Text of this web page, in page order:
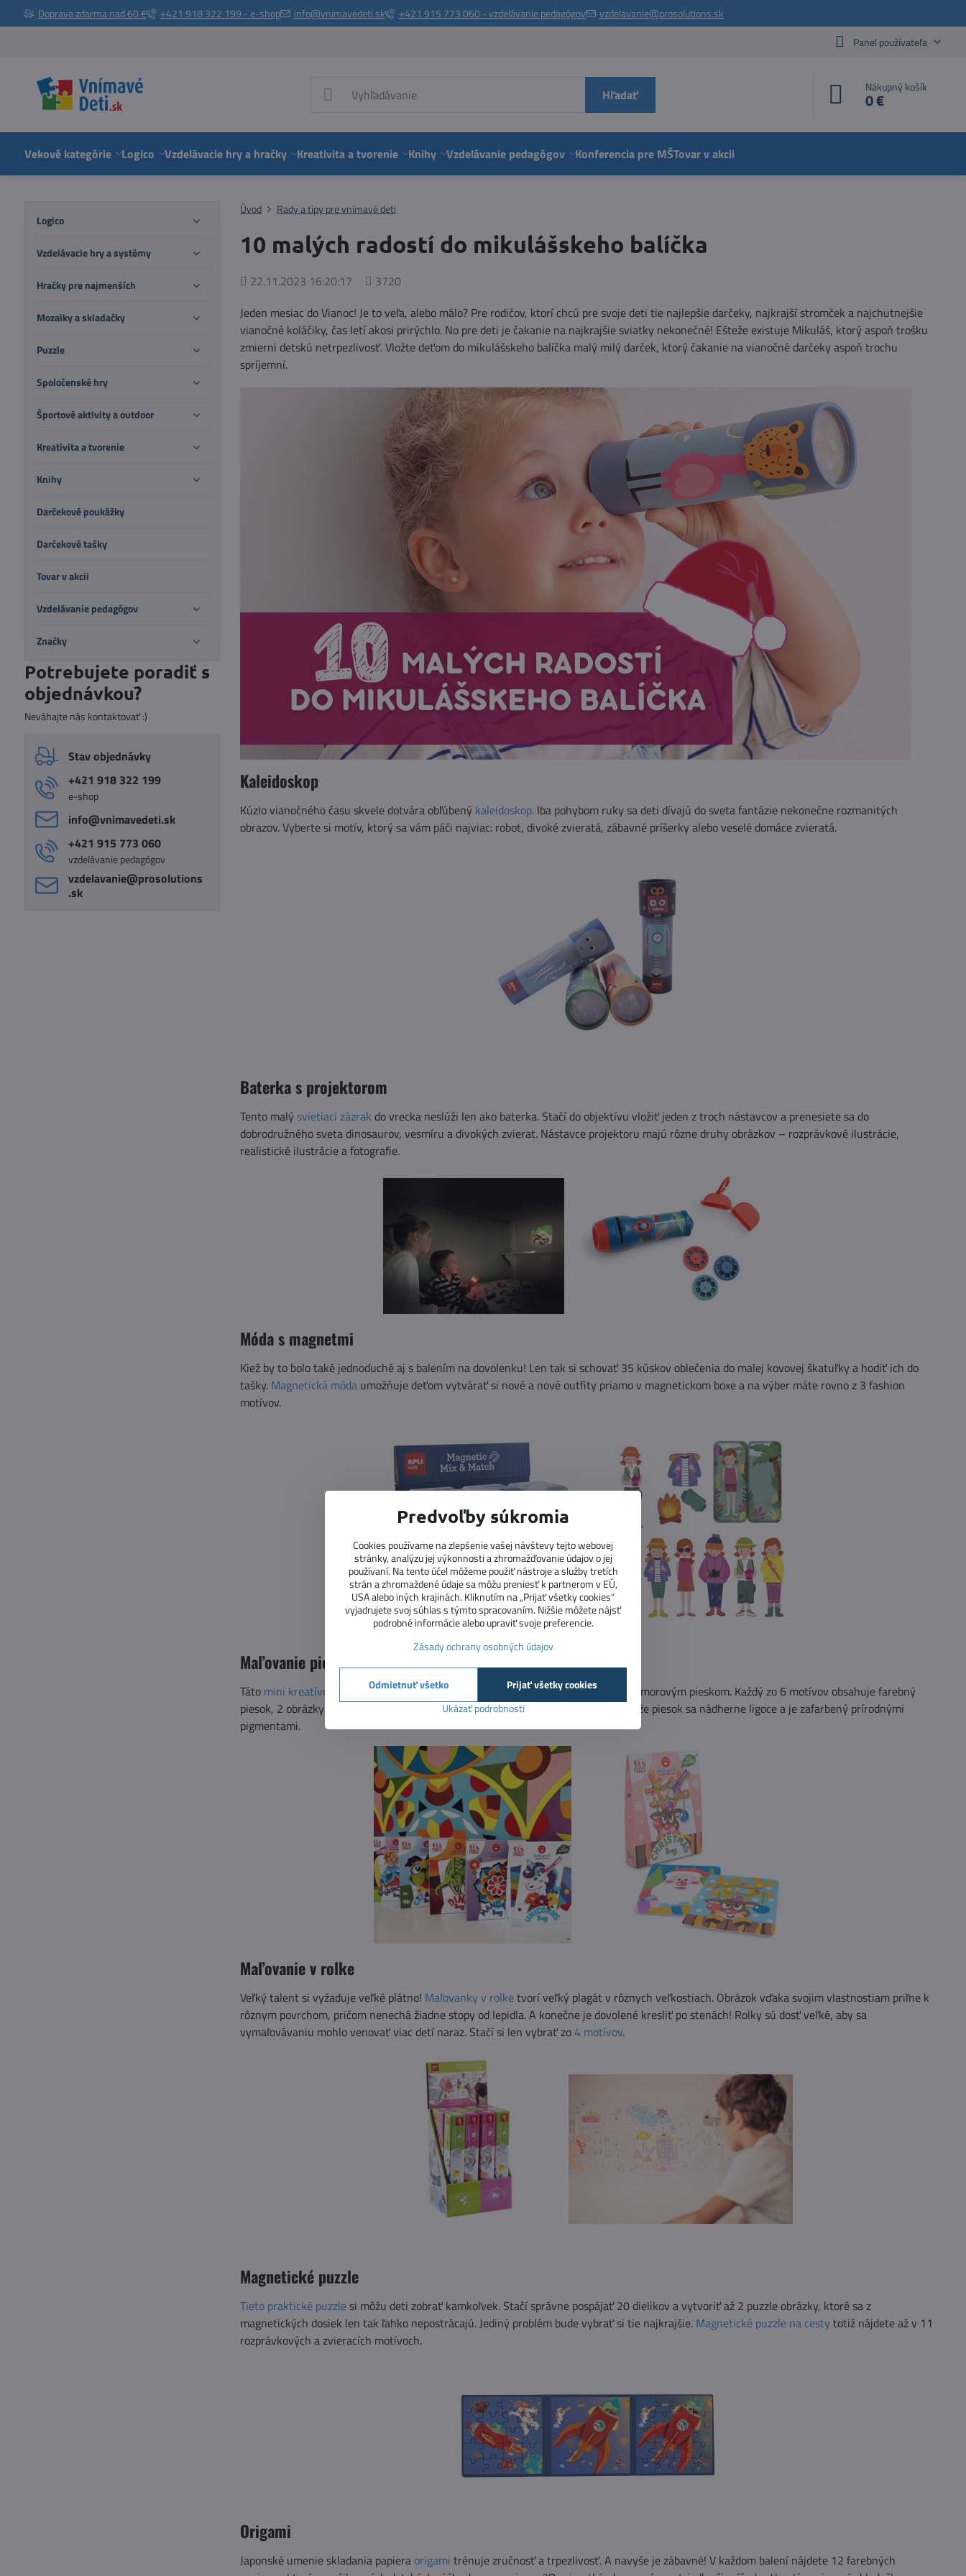
Doprava zdarma nad 60 € +421 918 322 199 - e-shop info@vnimavedeti.sk +421 915 773 060 - vzdelávanie pedagógov
vzdelavanie@prosolutions.sk
Panel používateľa
Hľadať Nákupný košík
0 €
Vekové kategórie Logico Vzdelávacie hry a hračky Kreativita a tvorenie Knihy Vzdelávanie pedagógov Konferencia pre MŠTovar v akcii
Úvod Rady a tipy pre vnímavé deti
10 malých radostí do mikulášskeho balíčka
Pridané
22.11.2023 16:20:17
Počet
3720
Jeden mesiac do Vianoc! Je to veľa, alebo málo? Pre rodičov, ktorí chcú pre svoje deti tie najlepšie darčeky, najkrajší stromček a najchutnejšie
vianočné koláčiky, čas letí akosi prirýchlo. No pre deti je čakanie na najkrajšie sviatky nekonečné! Ešteže existuje Mikuláš, ktorý aspoň trošku
zmierni detskú netrpezlivosť. Vložte deťom do mikulášskeho balíčka malý milý darček, ktorý čakanie na vianočné darčeky aspoň trochu
spríjemní.
Kaleidoskop
Kúzlo vianočného času skvele dotvára obľúbený kaleidoskop. Iba pohybom ruky sa deti dívajú do sveta fantázie nekonečne rozmanitých
obrazov. Vyberte si motív, ktorý sa vám páči najviac: robot, divoké zvieratá, zábavné príšerky alebo veselé domáce zvieratá.
Baterka s projektorom
Tento malý svietiaci zázrak do vrecka neslúži len ako baterka. Stačí do objektívu vložiť jeden z troch nástavcov a prenesiete sa do
dobrodružného sveta dinosaurov, vesmíru a divokých zvierat. Nástavce projektoru majú rôzne druhy obrázkov – rozprávkové ilustrácie,
realistické ilustrácie a fotografie.
Móda s magnetmi
Kiež by to bolo také jednoduché aj s balením na dovolenku! Len tak si schovať 35 kúskov oblečenia do malej kovovej škatuľky a hodiť ich do
tašky. Magnetická módaumožňuje deťom vytvárať si nové a nové outfity priamo v magnetickom boxe a na výber máte rovno z 3 fashion
motívov.
Maľovanie pieskom, tašky
Táto mini kreatívna sada
poteší všetky deti, ktoré si chcú vyskúšať maľovanie mramorovým pieskom. Každý zo 6 motívov obsahuje farebný
piesok, 2 obrázky a pomocnú škrabku. Tí, čo už maľovanie pieskom poznajú vedia, že piesok sa nádherne ligoce a je zafarbený prírodnými
pigmentami.
Maľovanie v rolke
Veľký talent si vyžaduje veľké plátno! Maľovanky v rolketvorí veľký plagát v rôznych veľkostiach. Obrázok vďaka svojim vlastnostiam priľne k
rôznym povrchom, pričom nenechá žiadne stopy od lepidla. A konečne je dovolené kresliť po stenách! Rolky sú dosť veľké, aby sa
vymaľovávaniu mohlo venovať viac detí naraz. Stačí si len vybrať zo4 motívov.
Magnetické puzzle
Tieto praktické puzzlesi môžu deti zobrať kamkoľvek. Stačí správne pospájať 20 dielikov a vytvoriť až 2 puzzle obrázky, ktoré sa z
magnetických dosiek len tak ľahko nepostrácajú. Jediný problém bude vybrať si tie najkrajšie. Magnetické puzzle na cesty totiž nájdete až v 11
rozprávkových a zvieracích motívoch.
Origami
Japonské umenie skladania papiera origami trénuje zručnosť a trpezlivosť. A navyše je zábavné! V každom balení nájdete 12 farebných
Logico
Vzdelávacie hry a systémy
Hračky pre najmenších
Mozaiky a skladačky
Puzzle
Spoločenské hry
Športové aktivity a outdoor
Kreativita a tvorenie
Knihy
Darčekové poukážky
Darčekové tašky
Tovar v akcii
Vzdelávanie pedagógov
Značky
Potrebujete poradiť s
objednávkou?
Neváhajte nás kontaktovať :)
Stav objednávky
+421 918 322 199
e-shop
info​@vnimavedeti​.sk
+421 915 773 060
vzdelávanie pedagógov
vzdelavanie​@prosolutions​
.sk
Predvoľby súkromia
Cookies používame na zlepšenie vašej návštevy tejto webovej
stránky, analýzu jej výkonnosti a zhromažďovanie údajov o jej
používaní. Na tento účel môžeme použiť nástroje a služby tretích
strán a zhromaždené údaje sa môžu preniesť k partnerom v EÚ,
USA alebo iných krajinách. Kliknutím na „Prijať všetky cookies“
vyjadrujete svoj súhlas s týmto spracovaním. Nižšie môžete nájsť
podrobné informácie alebo upraviť svoje preferencie.
Zásady ochrany osobných údajov
Ukázať podrobnosti
Prijať všetky cookies
Odmietnuť všetko